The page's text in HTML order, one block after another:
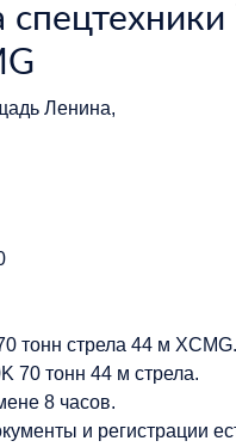
Ленина,
тонн стрела 44 м XCMG.
70 тонн 44 м стрела.
8 часов.
и регистрации